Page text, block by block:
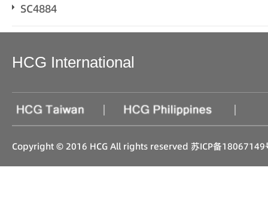
SC4884
HCG International
| |
Copyright © 2016 HCG All rights reserved 苏ICP备